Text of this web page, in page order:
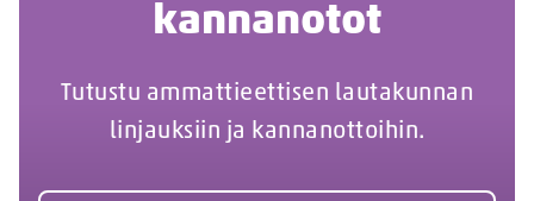
kannanotot
Tutustu ammattieettisen lautakunnan
linjauksiin ja kannanottoihin.